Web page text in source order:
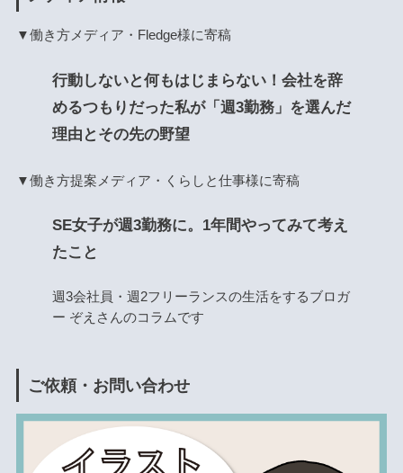
▼働き方メディア・Fledge様に寄稿
行動しないと何もはじまらない！会社を辞
めるつもりだった私が「週3勤務」を選んだ
理由とその先の野望
▼働き方提案メディア・くらしと仕事様に寄稿
SE女子が週3勤務に。1年間やってみて考え
たこと
週3会社員・週2フリーランスの生活をするブロガ
ー ぞえさんのコラムです
ご依頼・お問い合わせ